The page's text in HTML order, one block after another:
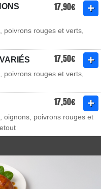
17,90€
poivrons rouges et verts,
17,50€
poivrons rouges et verts,
17,50€
oignons, poivrons rouges et